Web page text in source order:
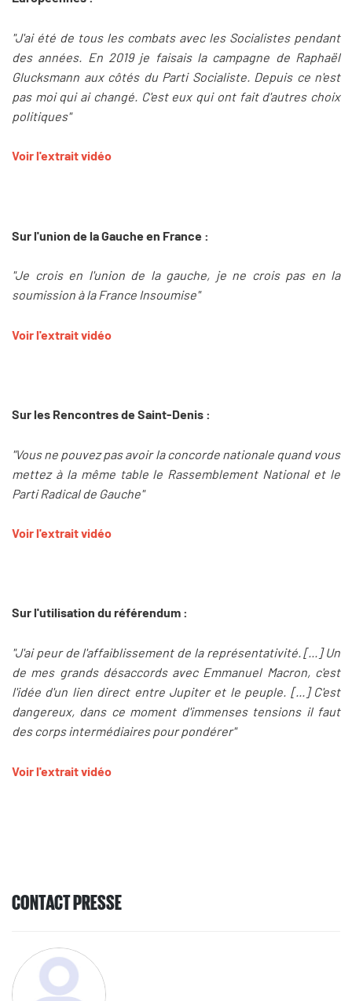
"J'ai été de tous les combats avec les Socialistes pendant
des années. En 2019 je faisais la campagne de Raphaël
Glucksmann aux côtés du Parti Socialiste. Depuis ce n'est
pas moi qui ai changé. C'est eux qui ont fait d'autres choix
politiques"
Voir l'extrait vidéo
Sur l'union de la Gauche en France :
"Je crois en l'union de la gauche, je ne crois pas en la
soumission à la France Insoumise"
Voir l'extrait vidéo
Sur les Rencontres de Saint-Denis :
"Vous ne pouvez pas avoir la concorde nationale quand vous
mettez à la même table le Rassemblement National et le
Parti Radical de Gauche"
Voir l'extrait vidéo
Sur l'utilisation du référendum :
"J'ai peur de l'affaiblissement de la représentativité. [...] Un
de mes grands désaccords avec Emmanuel Macron, c'est
l'idée d'un lien direct entre Jupiter et le peuple. [...] C'est
dangereux, dans ce moment d'immenses tensions il faut
des corps intermédiaires pour pondérer"
Voir l'extrait vidéo
CONTACT PRESSE